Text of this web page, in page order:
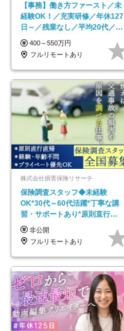
【事務】働き方ファースト／未
経験OK！／充実研修／年休127
日～／残業なし／平均20代／リ
モートOK
400～550万円
フルリモートあり
株式会社損害保険リサーチ
保険調査スタッフ◆未経験
OK*30代～60代活躍*丁寧な講
習・サポートあり*原則直行直
帰／全国募集・業務委託
非公開
フルリモートあり